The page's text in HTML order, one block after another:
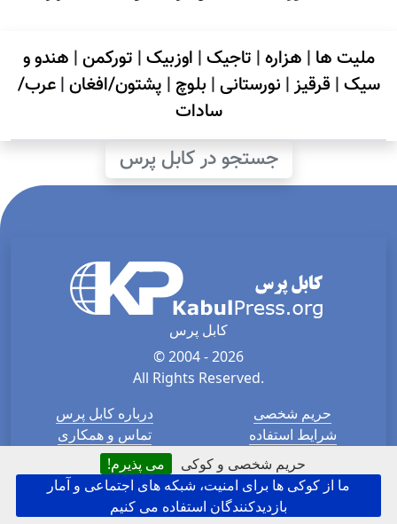
حریم شخصی و کوکی
می پذیرم!
ما از کوکی ها برای امنیت، شبکه های اجتماعی و آمار
بازدیدکنندگان استفاده می کنیم
ملیت ها | هزاره| تاجیک| اوزبیک| تورکمن| هندو و
سیک| قرقیز| نورستانی| بلوچ | پشتون/افغان|عرب/
سادات
جستجو در کابل پرس
کابل پرس
© 2004 - 2026
All Rights Reserved.
درباره کابل پرس
تماس و همکاری
حریم شخصی
شرایط استفاده
آگهی در کابل پرس
کابل پرس به انگلیسی
ورود
نقشه سایت